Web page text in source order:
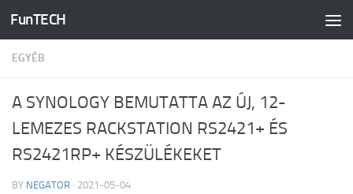
Skip to content
FunTECH
EGYÉB
A SYNOLOGY BEMUTATTA AZ ÚJ, 12-
LEMEZES RACKSTATION RS2421+ ÉS
RS2421RP+ KÉSZÜLÉKEKET
BY NEGATOR · 2021-05-04